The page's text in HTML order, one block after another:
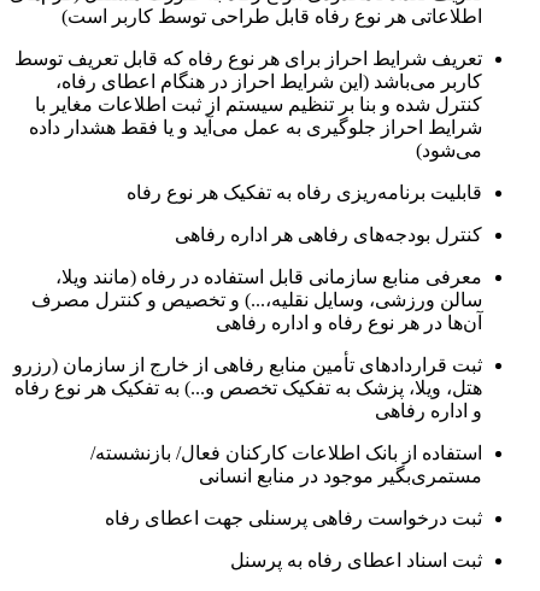
اطلاعاتی هر نوع رفاه قابل طراحی توسط کاربر است)
تعریف شرایط احراز برای هر نوع رفاه که قابل تعریف توسط
کاربر می‌باشد (این شرایط احراز در هنگام اعطای رفاه،
کنترل شده و بنا بر تنظیم سیستم از ثبت اطلاعات مغایر با
شرایط احراز جلوگیری به عمل می‌آید و یا فقط هشدار داده
می‌شود)
قابلیت برنامه‌ریزی رفاه به تفکیک هر نوع رفاه
کنترل بودجه‌های رفاهی هر اداره رفاهی
معرفی منابع سازمانی قابل استفاده در رفاه (مانند ویلا،
سالن ورزشی، وسایل نقلیه،...) و تخصیص و کنترل مصرف
آن‌ها در هر نوع رفاه و اداره رفاهی
ثبت قراردادهای تأمین منابع رفاهی از خارج از سازمان (رزرو
هتل، ویلا، پزشک به تفکیک تخصص و...) به تفکیک هر نوع رفاه
و اداره رفاهی
استفاده از بانک اطلاعات كاركنان فعال/ بازنشسته/
مستمری‌بگیر موجود در منابع انسانی
ثبت درخواست رفاهی پرسنلی جهت اعطای رفاه
ثبت اسناد اعطای رفاه به پرسنل